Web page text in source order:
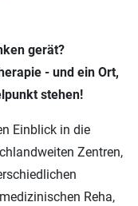
gerät?
- und ein Ort,
stehen!
Einblick in die
Zentren,
Reha,